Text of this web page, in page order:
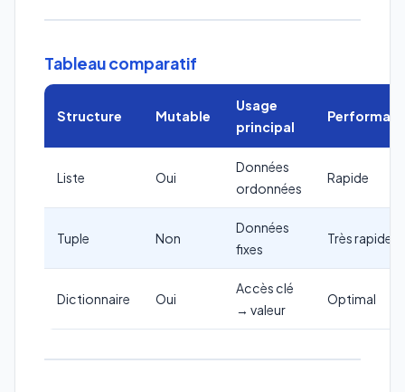
Tableau comparatif
Structure Mutable
Usage
principal
Liste Oui
Données
ordonnées
Rapide
Tuple Non
Données
fixes
Très rapide
Dictionnaire Oui
Accès clé
→ valeur
Optimal